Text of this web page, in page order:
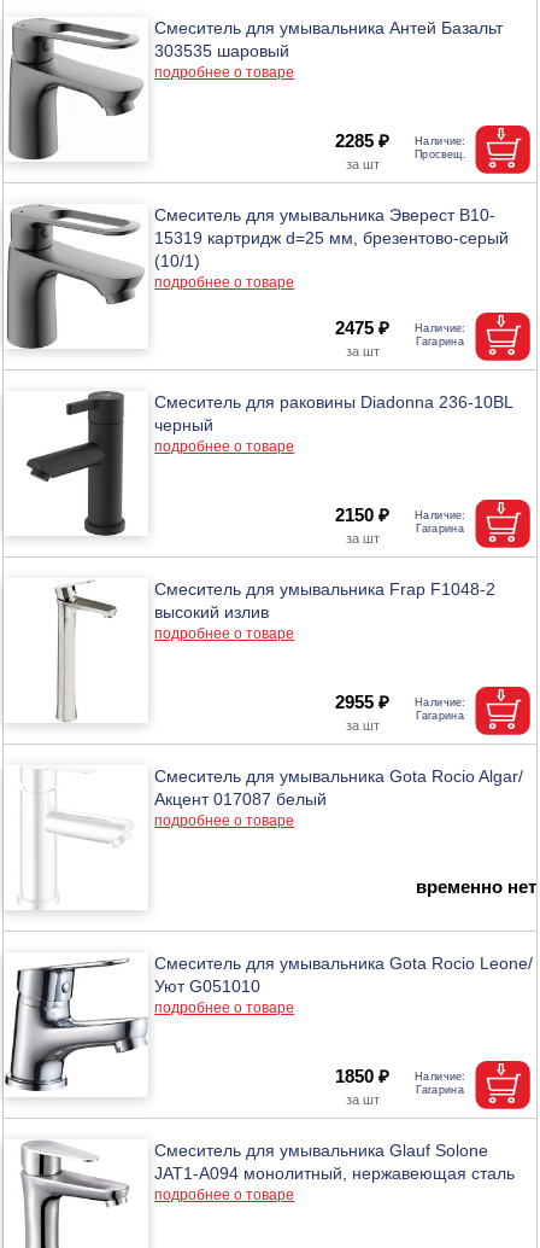
Смеситель для умывальника Антей Базальт
303535 шаровый
подробнее о товаре
2285 ₽
Смеситель для умывальника Эверест B10-
15319 картридж d=25 мм, брезентово-серый
(10/1)
подробнее о товаре
2475 ₽
Смеситель для раковины Diadonna 236-10BL
черный
подробнее о товаре
2150 ₽
Смеситель для умывальника Frap F1048-2
высокий излив
подробнее о товаре
2955 ₽
Смеситель для умывальника Gota Rocio Algar/
Акцент 017087 белый
подробнее о товаре
временно нет
Смеситель для умывальника Gota Rocio Leone/
Уют G051010
подробнее о товаре
1850 ₽
Смеситель для умывальника Glauf Solone
JAT1-A094 монолитный, нержавеющая сталь
подробнее о товаре